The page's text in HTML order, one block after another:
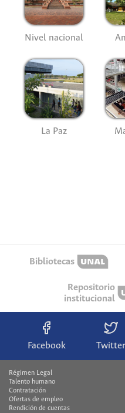
Nivel nacional
La Paz
Bibliotecas
Repositorio
institucional
Facebook Twitter
Régimen Legal
Talento humano
Contratación
Ofertas de empleo
Rendición de cuentas